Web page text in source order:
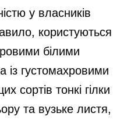
у власників
користуються
білими
із густомахровими
сортів тонкі гілки
та вузьке листя,